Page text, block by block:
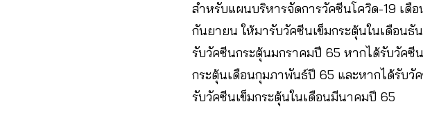
สำหรับแผนบริหารจัดการวัคซีนโควิด-19 เดื
กันยายน ให้มารับวัคซีนเข็มกระตุ้นในเดือน
รับวัคซีนกระตุ้นมกราคมปี 65 หากได้รับวัคซี
กระตุ้นเดือนกุมภาพันธ์ปี 65 และหากได้รับวั
รับวัคซีนเข็มกระตุ้นในเดือนมีนาคมปี​ 65